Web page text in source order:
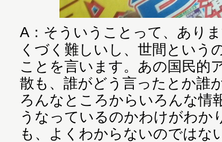
A：そういうことって、あり
くづく難しいし、世間という
ことを言います。あの国民的
散も、誰がどう言ったとか誰
ろんなところからいろんな情
うなっているのかわけがわか
も、よくわからないのではな